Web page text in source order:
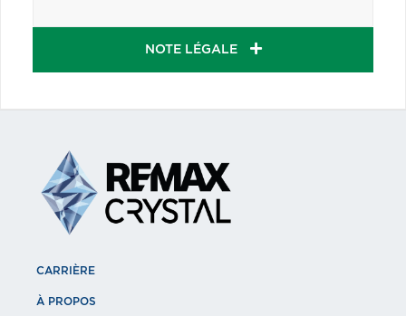
NOTE LÉGALE
CARRIÈRE
À PROPOS